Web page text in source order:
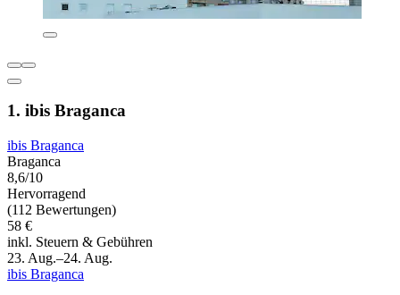
1. ibis Braganca
ibis Braganca
Braganca
8,6/10
Hervorragend
(112 Bewertungen)
58 €
inkl. Steuern & Gebühren
23. Aug.–24. Aug.
ibis Braganca